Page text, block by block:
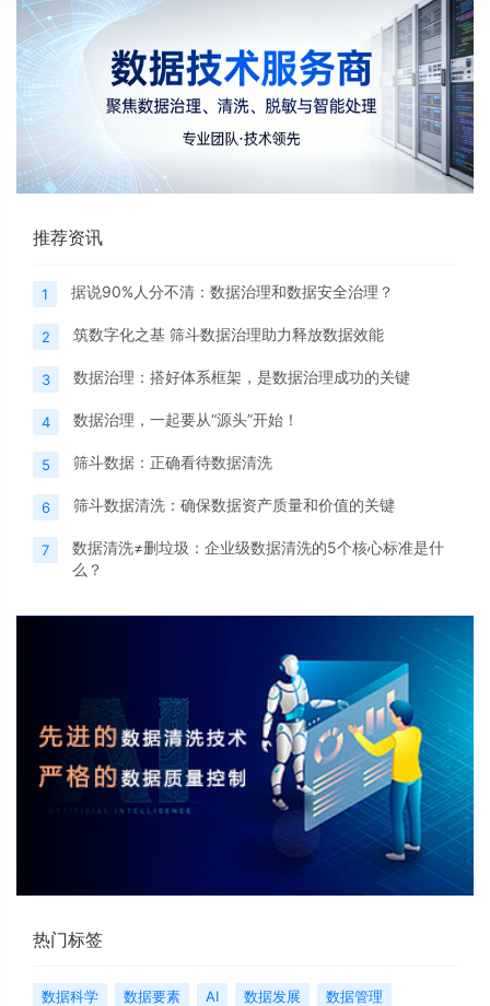
推荐资讯
1 据说90%人分不清：数据治理和数据安全治理？
2 筑数字化之基 筛斗数据治理助力释放数据效能
3 数据治理：搭好体系框架，是数据治理成功的关键
4 数据治理，一起要从“源头”开始！
5 筛斗数据：正确看待数据清洗
6 筛斗数据清洗：确保数据资产质量和价值的关键
7
数据清洗≠删垃圾：企业级数据清洗的5个核心标准是什
么？
热门标签
数据科学 数据要素 AI 数据发展
数据管理